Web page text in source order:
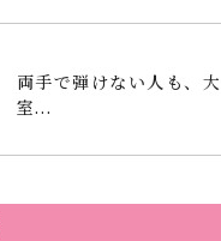
両手で弾けない人も、
室...